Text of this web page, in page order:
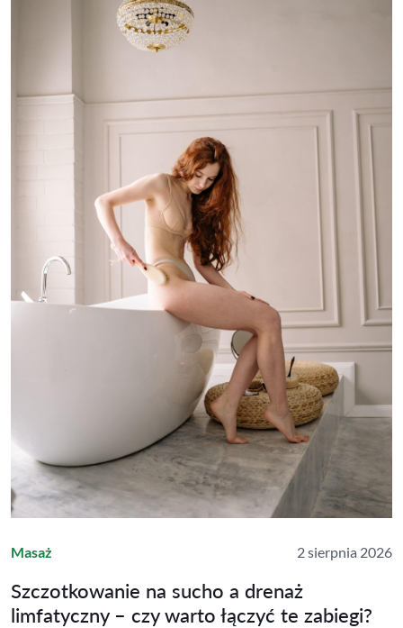
Masaż 2 sierpnia 2026
Szczotkowanie na sucho a drenaż
limfatyczny – czy warto łączyć te zabiegi?